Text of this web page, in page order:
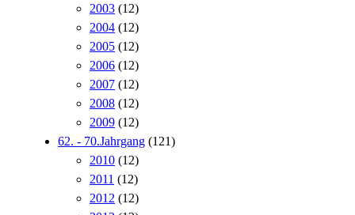
2003 (12)
2004 (12)
2005 (12)
2006 (12)
2007 (12)
2008 (12)
2009 (12)
62. - 70.Jahrgang (121)
2010 (12)
2011 (12)
2012 (12)